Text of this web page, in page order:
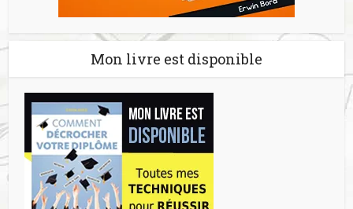
Mon livre est disponible